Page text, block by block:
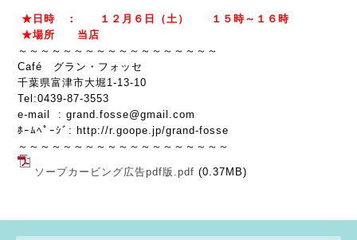
★日時 ： １２月６日（土） １５時～１６時
★場所 当店
～～～～～～～～～～～～～～～～～～
Café グラン・フォッセ
千葉県富津市大堀1-13-10
Tel:0439-87-3553
e-mail : grand.fosse@gmail.com
ﾎｰﾑﾍﾟｰｼﾞ: http://r.goope.jp/grand-fosse
～～～～～～～～～～～～～～～～～～～
ソープカービング広告pdf版.pdf (0.37MB)